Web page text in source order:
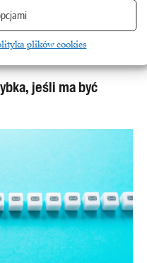
plików cookies
jeśli ma być